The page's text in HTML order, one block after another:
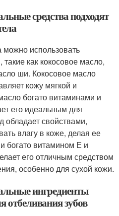
средства подходят
использовать
как кокосовое масло,
ши. Кокосовое масло
кожу мягкой и
богато витаминами и
его идеальным для
обладает свойствами,
влагу в коже, делая ее
богато витамином Е и
его отличным средством
особенно для сухой кожи.
ингредиенты
отбеливания зубов